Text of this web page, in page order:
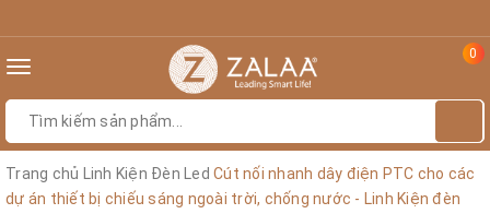
Toggle
0
Trang chủ Linh Kiện Đèn Led Cút nối nhanh dây điện PTC cho các
dự án thiết bị chiếu sáng ngoài trời, chống nước - Linh Kiện đèn